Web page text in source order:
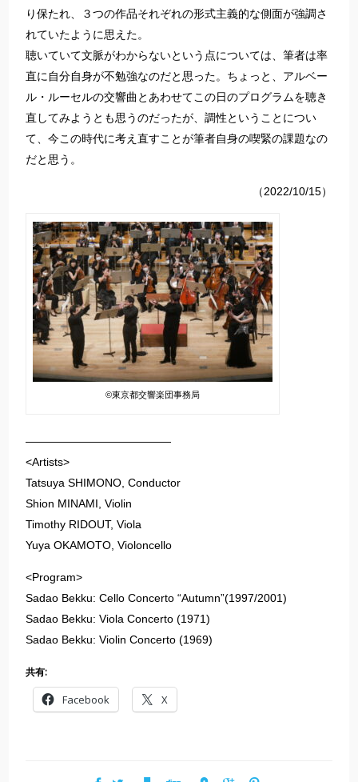
り保たれ、３つの作品それぞれの形式主義的な側面が強調さ
れていたように思えた。
聴いていて文脈がわからないという点については、筆者は率
直に自分自身が不勉強なのだと思った。ちょっと、アルベー
ル・ルーセルの交響曲とあわせてこの日のプログラムを聴き
直してみようとも思うのだったが、調性ということについ
て、今この時代に考え直すことが筆者自身の喫緊の課題なの
だと思う。
（2022/10/15）
©東京都交響楽団事務局
—————————————
<Artists>
Tatsuya SHIMONO, Conductor
Shion MINAMI, Violin
Timothy RIDOUT, Viola
Yuya OKAMOTO, Violoncello
<Program>
Sadao Bekku: Cello Concerto “Autumn”(1997/2001)
Sadao Bekku: Viola Concerto (1971)
Sadao Bekku: Violin Concerto (1969)
共有:
Facebook X